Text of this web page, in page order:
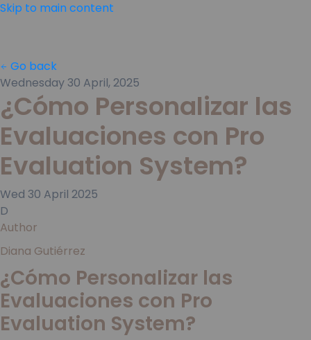
Skip to main content
Go back
Wednesday 30 April, 2025
¿Cómo Personalizar las
Evaluaciones con Pro
Evaluation System?
Wed 30 April 2025
D
Author
Diana Gutiérrez
¿Cómo Personalizar las
Evaluaciones con Pro
Evaluation System?